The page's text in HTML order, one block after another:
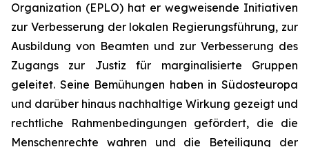
Organization (EPLO) hat er wegweisende Initiativen
zur Verbesserung der lokalen Regierungsführung, zur
Ausbildung von Beamten und zur Verbesserung des
Zugangs zur Justiz für marginalisierte Gruppen
geleitet. Seine Bemühungen haben in Südosteuropa
und darüber hinaus nachhaltige Wirkung gezeigt und
rechtliche Rahmenbedingungen gefördert, die die
Menschenrechte wahren und die Beteiligung der